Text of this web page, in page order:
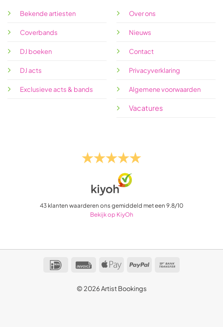
Bekende artiesten
Coverbands
DJ boeken
DJ acts
Exclusieve acts & bands
Over ons
Nieuws
Contact
Privacyverklaring
Algemene voorwaarden
Vacatures
43 klanten waarderen ons gemiddeld met een 9.8/10
Bekijk op KiyOh
© 2026 Artist Bookings
IDeal Invoice Apple
PayPal